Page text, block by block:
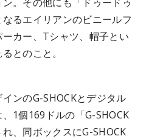
るエイリアンのビニールフ
カー、Tシャツ、帽子とい
とのこと。
ンのG-SHOCKとデジタル
1個169ドルの「G-SHOCK
、同ボックスにG-SHOCK